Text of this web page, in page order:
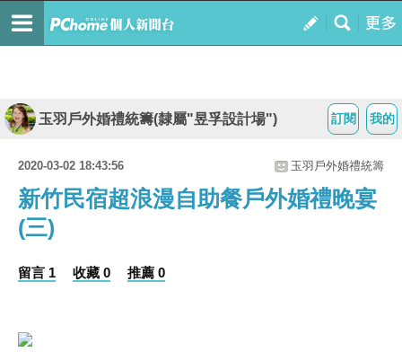
我的
訂閱
玉羽戶外婚禮統籌(隸屬"昱孚設計場")
2020-03-02 18:43:56 玉羽戶外婚禮統籌
新竹民宿超浪漫自助餐戶外婚禮晚宴
(三)
留言 1 收藏 0 推薦 0